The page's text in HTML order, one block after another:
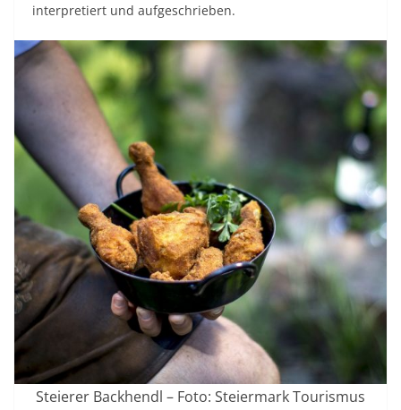
interpretiert und aufgeschrieben.
Steierer Backhendl – Foto: Steiermark Tourismus